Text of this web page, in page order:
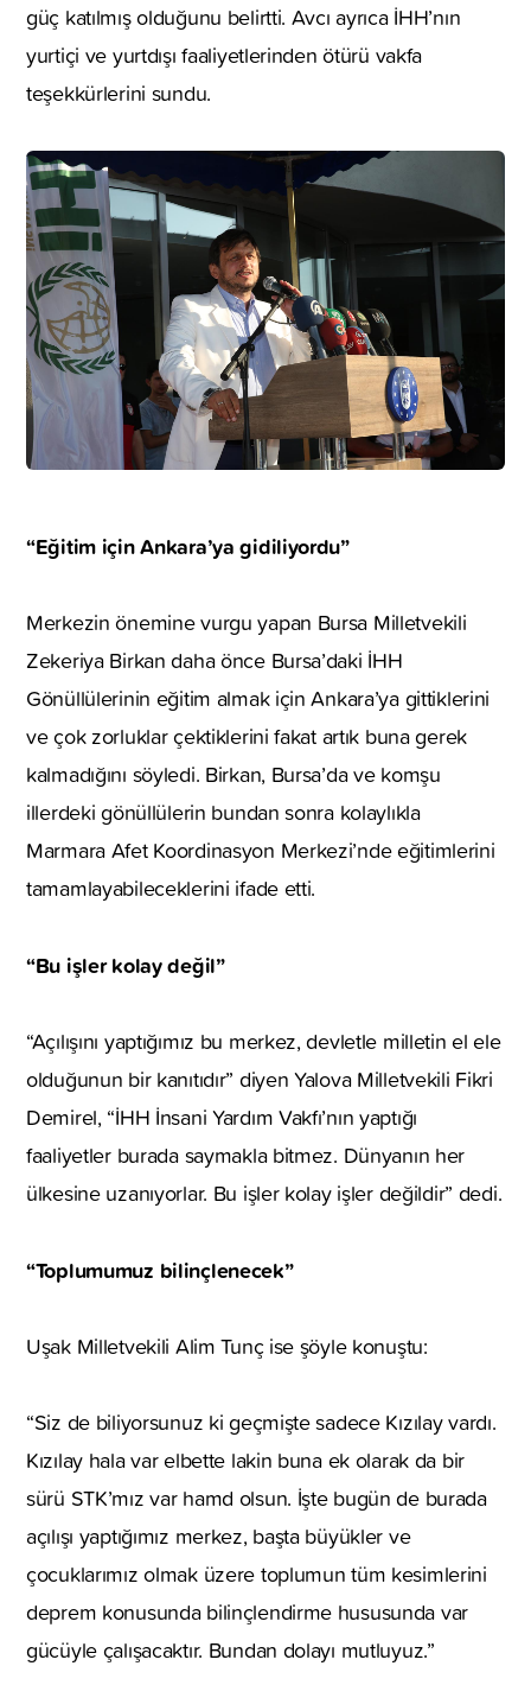
güç katılmış olduğunu belirtti. Avcı ayrıca İHH’nın
yurtiçi ve yurtdışı faaliyetlerinden ötürü vakfa
teşekkürlerini sundu.
“Eğitim için Ankara’ya gidiliyordu”
Merkezin önemine vurgu yapan Bursa Milletvekili
Zekeriya Birkan daha önce Bursa’daki İHH
Gönüllülerinin eğitim almak için Ankara’ya gittiklerini
ve çok zorluklar çektiklerini fakat artık buna gerek
kalmadığını söyledi. Birkan, Bursa’da ve komşu
illerdeki gönüllülerin bundan sonra kolaylıkla
Marmara Afet Koordinasyon Merkezi’nde eğitimlerini
tamamlayabileceklerini ifade etti.
“Bu işler kolay değil”
“Açılışını yaptığımız bu merkez, devletle milletin el ele
olduğunun bir kanıtıdır” diyen Yalova Milletvekili Fikri
Demirel, “İHH İnsani Yardım Vakfı’nın yaptığı
faaliyetler burada saymakla bitmez. Dünyanın her
ülkesine uzanıyorlar. Bu işler kolay işler değildir” dedi.
“Toplumumuz bilinçlenecek”
Uşak Milletvekili Alim Tunç ise şöyle konuştu:
“Siz de biliyorsunuz ki geçmişte sadece Kızılay vardı.
Kızılay hala var elbette lakin buna ek olarak da bir
sürü STK’mız var hamd olsun. İşte bugün de burada
açılışı yaptığımız merkez, başta büyükler ve
çocuklarımız olmak üzere toplumun tüm kesimlerini
deprem konusunda bilinçlendirme hususunda var
gücüyle çalışacaktır. Bundan dolayı mutluyuz.”